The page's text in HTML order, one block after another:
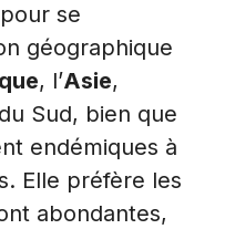
se
géographique
, l’Asie,
Sud, bien que
endémiques à
Elle préfère les
abondantes,